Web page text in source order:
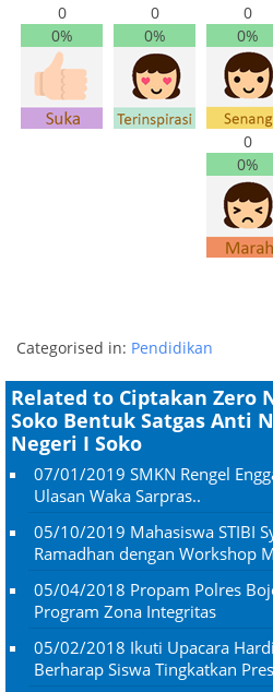
0
0%
0
0%
0
0%
0
0%
Categorised in: Pendidikan
Related to Ciptakan Zero
Soko Bentuk Satgas Anti
Negeri I Soko
07/01/2019 SMKN Rengel
Ulasan Waka Sarpras..
05/10/2019 Mahasiswa STIBI
Ramadhan dengan Workshop
05/04/2018 Propam Polres
Program Zona Integritas
05/02/2018 Ikuti Upacara
Berharap Siswa Tingkatkan